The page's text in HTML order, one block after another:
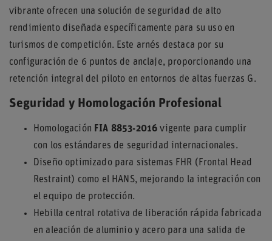
vibrante ofrecen una solución de seguridad de alto
rendimiento diseñada específicamente para su uso en
turismos de competición. Este arnés destaca por su
configuración de 6 puntos de anclaje, proporcionando una
retención integral del piloto en entornos de altas fuerzas G.
Seguridad y Homologación Profesional
Homologación FIA 8853-2016 vigente para cumplir
con los estándares de seguridad internacionales.
Diseño optimizado para sistemas FHR (Frontal Head
Restraint) como el HANS, mejorando la integración con
el equipo de protección.
Hebilla central rotativa de liberación rápida fabricada
en aleación de aluminio y acero para una salida de